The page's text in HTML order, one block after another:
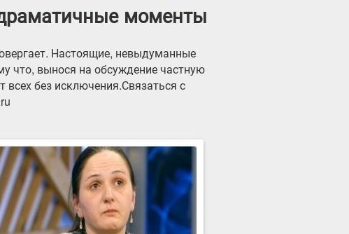
моменты
Настоящие, невыдуманные
что, вынося на обсуждение частную
без исключения.Связаться с